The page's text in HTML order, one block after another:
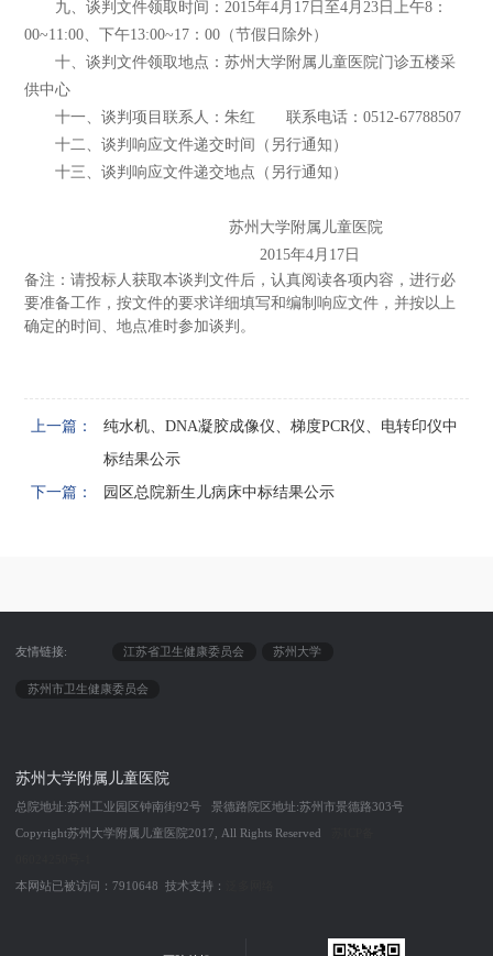
九、谈判文件领取时间：2015年4月17日至4月23日上午8：
00~11:00、下午13:00~17：00（节假日除外）
十、谈判文件领取地点：苏州大学附属儿童医院门诊五楼采
供中心
十一、谈判项目联系人：朱红 联系电话：0512-67788507
十二、谈判响应文件递交时间（另行通知）
十三、谈判响应文件递交地点（另行通知）
苏州大学附属儿童医院
2015年4月17日
备注：请投标人获取本谈判文件后，认真阅读各项内容，进行必
要准备工作，按文件的要求详细填写和编制响应文件，并按以上
确定的时间、地点准时参加谈判。
上一篇：
纯水机、DNA凝胶成像仪、梯度PCR仪、电转印仪中
标结果公示
下一篇：
园区总院新生儿病床中标结果公示
友情链接: 江苏省卫生健康委员会 苏州大学
苏州市卫生健康委员会
苏州大学附属儿童医院
总院地址:苏州工业园区钟南街92号 景德路院区地址:苏州市景德路303号
Copyright苏州大学附属儿童医院2017, All Rights Reserved
本网站已被访问：7910648 技术支持：